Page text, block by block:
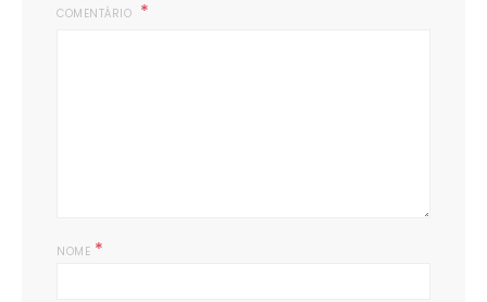
COMENTÁRIO
NOME *